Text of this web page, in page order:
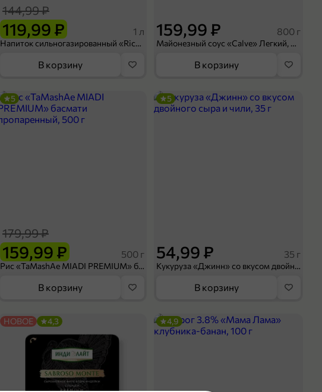
119,99 ₽
144,99 ₽
1 л
Напиток сильногазированный «Rich» Биттер Лемон, 1 л
В корзину
159,99 ₽ 800 г
Майонезный соус «Calve» Легкий, 800 г
В корзину
159,99 ₽
179,99 ₽
500 г
Рис «TaMashAe MIADI PREMIUM» басмати пропаренный, 500 г
5
В корзину
54,99 ₽ 35 г
Кукуруза «Джинн» со вкусом двойного сыра и чили, 35 г
5
В корзину
НОВОЕ 4,3 4,9